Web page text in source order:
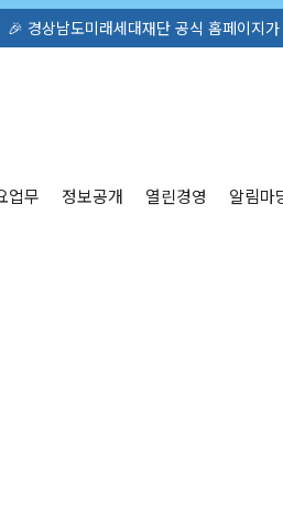
도미래세대재단 공식 홈페이지가 새롭게
업무 정보공개 열린경영 알림마